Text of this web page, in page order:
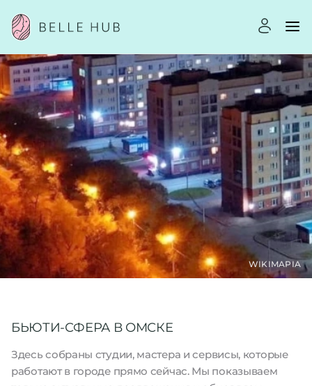
WIKIMAPIA
БЬЮТИ-СФЕРА В ОМСКЕ
Здесь собраны студии, мастера и сервисы, которые
работают в городе прямо сейчас. Мы показываем